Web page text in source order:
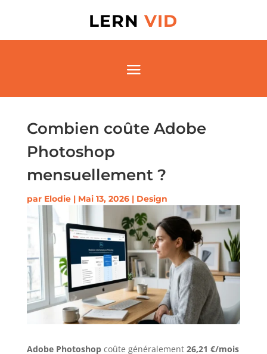
LERNVID
Combien coûte Adobe
Photoshop
mensuellement ?
par Elodie| Mai 13, 2026| Design
Adobe Photoshopcoûte généralement 26,21 €/mois